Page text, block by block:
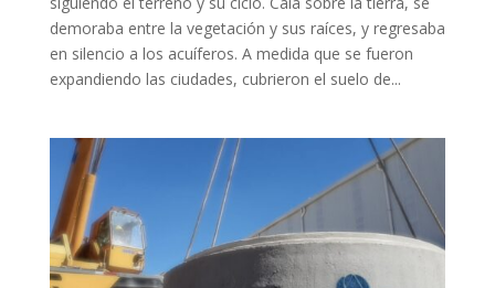
demoraba entre la vegetación y sus raíces, y regresaba
en silencio a los acuíferos. A medida que se fueron
expandiendo las ciudades, cubrieron el suelo de...